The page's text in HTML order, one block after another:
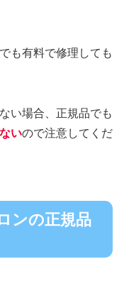
も有料で修理しても
い場合、正規品でも
いので注意してくだ
ンの正規品